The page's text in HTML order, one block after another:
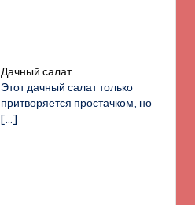
Дачный салат
Этот дачный салат только
притворяется простачком, но
[…]